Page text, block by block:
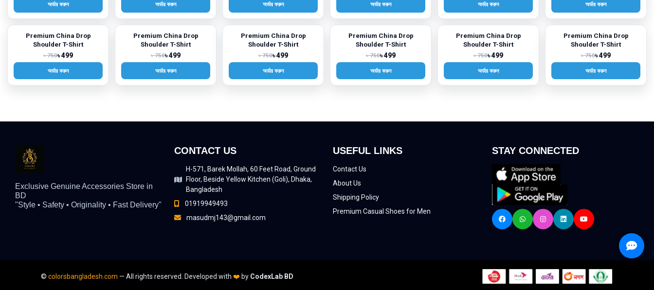
অর্ডার করুন অর্ডার করুন অর্ডার করুন অর্ডার করুন অর্ডার করুন অর্ডার করুন
-33%Premium China Drop
Shoulder T-Shirt
৳ 750৳ 499
অর্ডার করুন
-33%Premium China Drop
Shoulder T-Shirt
৳ 750৳ 499
অর্ডার করুন
-33%Premium China Drop
Shoulder T-Shirt
৳ 750৳ 499
অর্ডার করুন
-33%Premium China Drop
Shoulder T-Shirt
৳ 750৳ 499
অর্ডার করুন
-33%Premium China Drop
Shoulder T-Shirt
৳ 750৳ 499
অর্ডার করুন
-33%Premium China Drop
Shoulder T-Shirt
৳ 750৳ 499
অর্ডার করুন
Exclusive Genuine Accessories Store in
BD
"Style • Safety • Originality • Fast Delivery"
CONTACT US
H-571, Barek Mollah, 60 Feet Road, Ground
Floor, Beside Yellow Kitchen (Goli), Dhaka,
Bangladesh
01919949493
masudmj143@gmail.com
USEFUL LINKS
Contact Us
About Us
Shipping Policy
Premium Casual Shoes for Men
STAY CONNECTED
© colorsbangladesh.com — All rights reserved. Developed with ❤️ by CodexLab BD